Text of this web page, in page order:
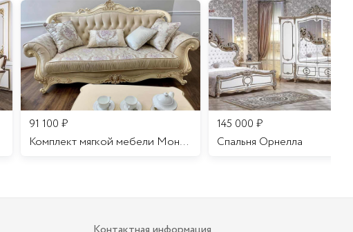
91 100 ₽
Комплект мягкой мебели Мона Лиза
145 000 ₽
Cпальня Орнелла